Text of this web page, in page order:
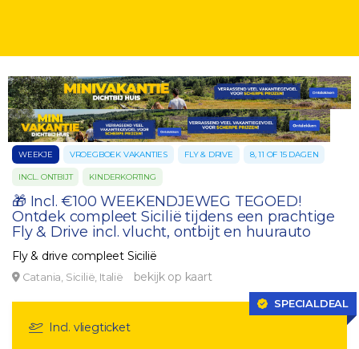
WEEKJE VROEGBOEK VAKANTIES FLY & DRIVE 8, 11 OF 15 DAGEN
INCL. ONTBIJT KINDERKORTING
🎁 Incl. €100 WEEKENDJEWEG TEGOED!
Ontdek compleet Sicilië tijdens een prachtige
Fly & Drive incl. vlucht, ontbijt en huurauto
Fly & drive compleet Sicilië
Catania, Sicilië, Italië bekijk op kaart
SPECIALDEAL
Incl. vliegticket